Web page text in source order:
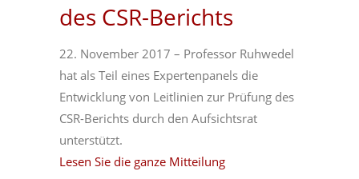
des CSR-Berichts
22. November 2017 – Professor Ruhwedel
hat als Teil eines Expertenpanels die
Entwicklung von Leitlinien zur Prüfung des
CSR-Berichts durch den Aufsichtsrat
unterstützt.
Lesen Sie die ganze Mitteilung